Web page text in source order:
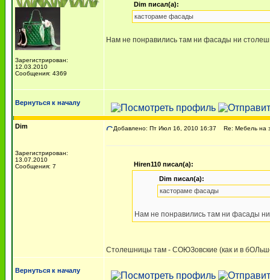
Зарегистрирован:
12.03.2010
Сообщения: 4369
Dim писал(а):
кастораме фасады
Нам не понравились там ни фасады ни
Вернуться к началу
Dim
Зарегистрирован:
13.07.2010
Сообщения: 7
Добавлено: Пт Июл 16, 2010 16:37 Re: Мебель на
Hiren110 писал(а):
Dim писал(а):
кастораме фасады
Нам не понравились там ни фасады
Столешницы там - СОЮЗовские (как и в
Вернуться к началу